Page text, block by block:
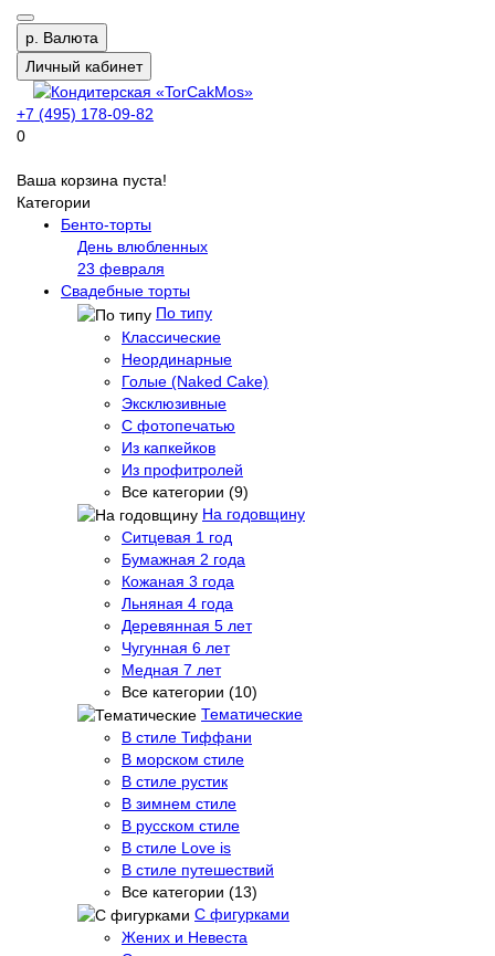
р. Валюта
Личный кабинет
+7 (495) 178-09-82
0
Ваша корзина пуста!
Категории
Бенто-торты
День влюбленных
23 февраля
Свадебные торты
По типу
Классические
Неординарные
Голые (Naked Cake)
Эксклюзивные
С фотопечатью
Из капкейков
Из профитролей
Все категории (9)
На годовщину
Ситцевая 1 год
Бумажная 2 года
Кожаная 3 года
Льняная 4 года
Деревянная 5 лет
Чугунная 6 лет
Медная 7 лет
Все категории (10)
Тематические
В стиле Тиффани
В морском стиле
В стиле рустик
В зимнем стиле
В русском стиле
В стиле Love is
В стиле путешествий
Все категории (13)
С фигурками
Жених и Невеста